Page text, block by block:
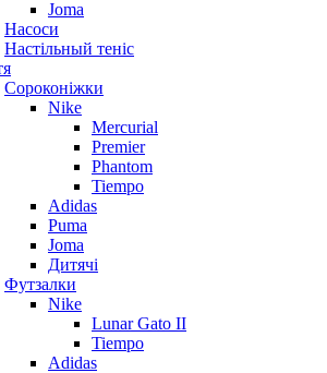
Joma
Насоси
Настільный теніс
Сороконіжки
Nike
Mercurial
Premier
Phantom
Tiempo
Adidas
Puma
Joma
Дитячі
Футзалки
Nike
Lunar Gato II
Tiempo
Adidas